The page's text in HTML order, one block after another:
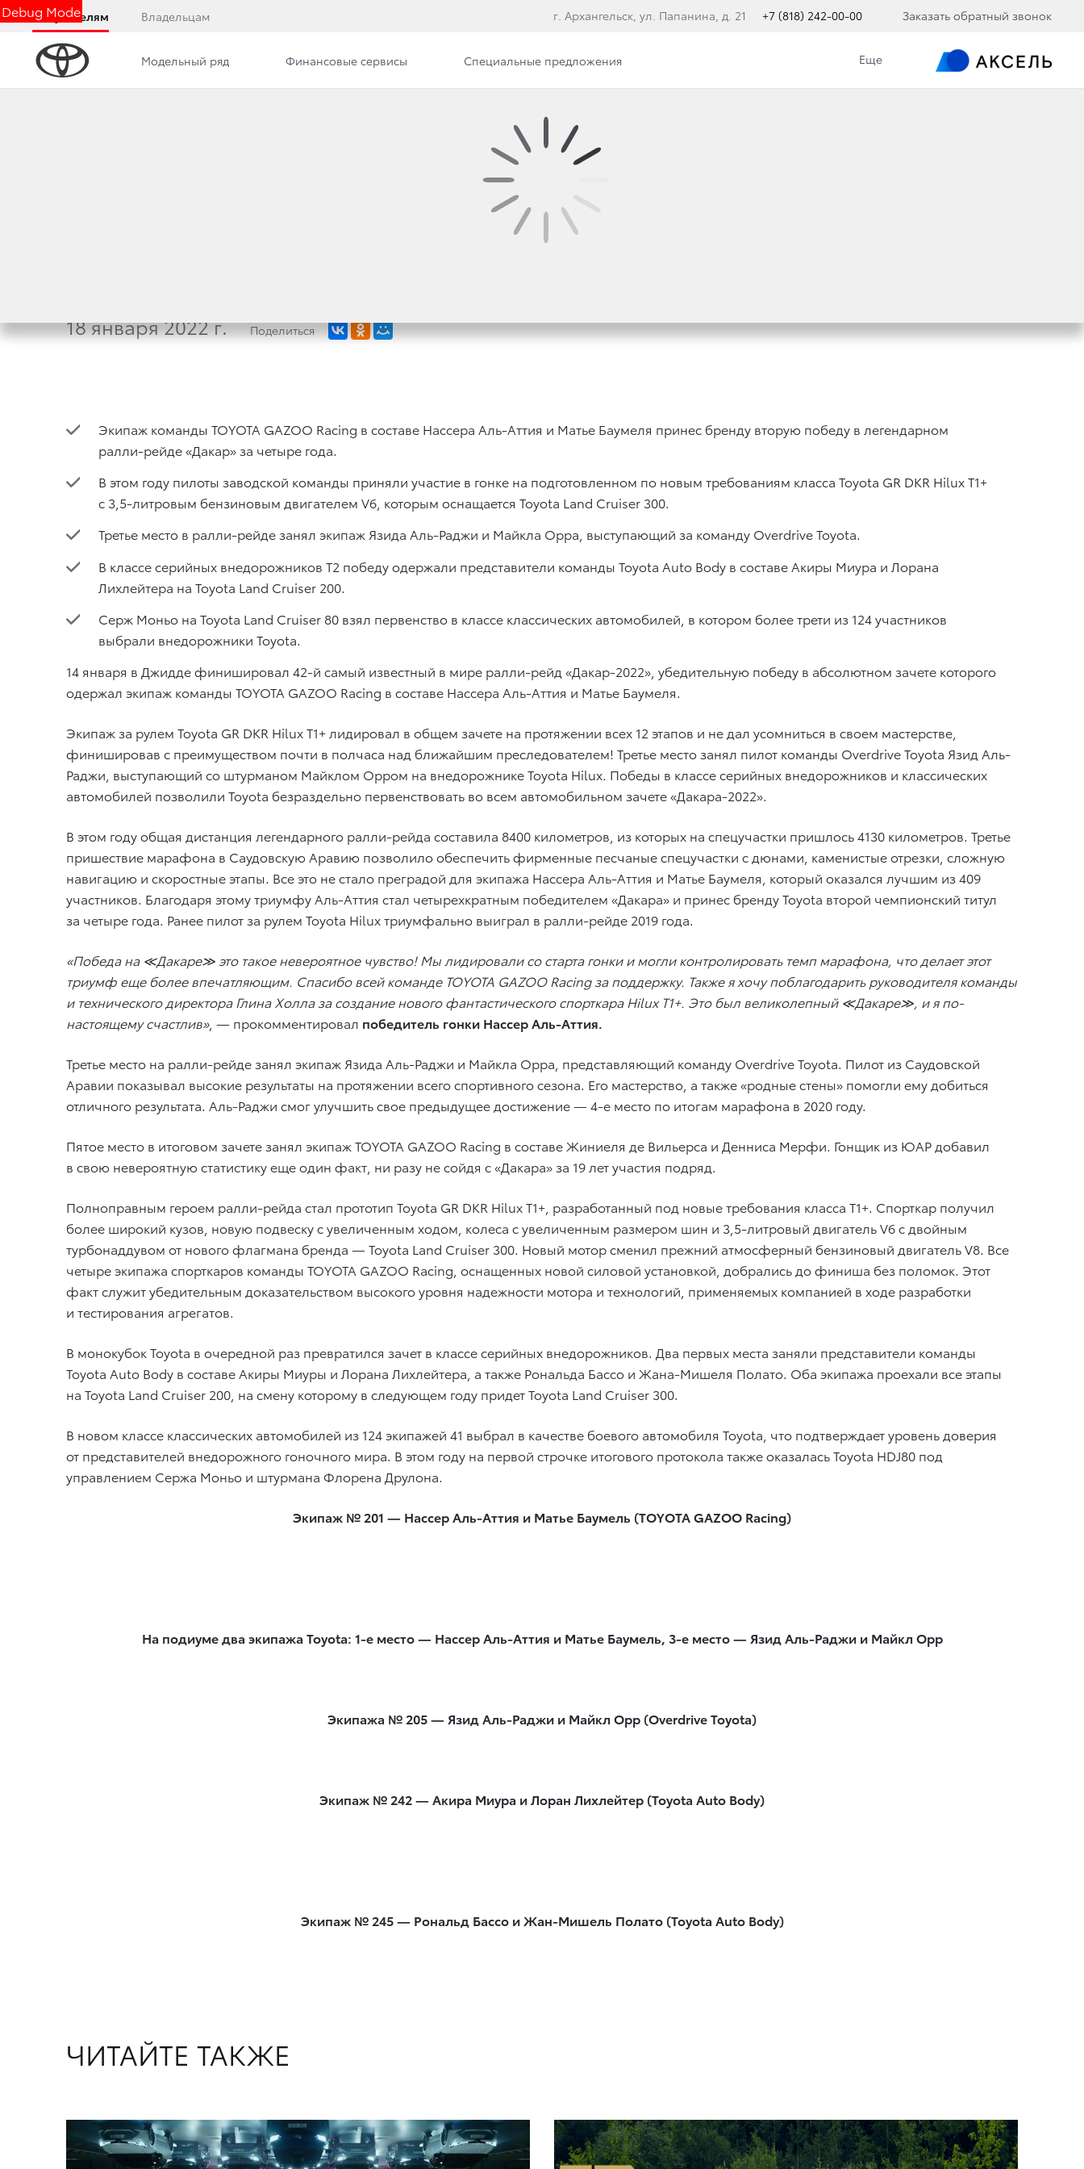
Debug Mode
Покупателям Владельцам г. Архангельск, ул. Папанина, д. 21 +7 (818) 242-00-00 Заказать обратный звонок
Модельный ряд Финансовые сервисы Специальные предложения Еще
Вакансии
ТРИУМФ НАДЕЖНОСТИ TOYOTA: НАССЕР АЛЬ-АТТИЯ
ЗА РУЛЕМ TOYOTA HILUX СТАЛ ПОБЕДИТЕЛЕМ
18 января 2022 г. Поделиться
Экипаж команды TOYOTA GAZOO Racing в составе Нассера Аль-Аттия и Матье Баумеля принес бренду вторую победу в легендарном
ралли-рейде «Дакар» за четыре года.
В этом году пилоты заводской команды приняли участие в гонке на подготовленном по новым требованиям класса Toyota GR DKR Hilux T1+
с 3,5-литровым бензиновым двигателем V6, которым оснащается Toyota Land Cruiser 300.
Третье место в ралли-рейде занял экипаж Язида Аль-Раджи и Майкла Орра, выступающий за команду Overdrive Toyota.
В классе серийных внедорожников Т2 победу одержали представители команды Toyota Auto Body в составе Акиры Миура и Лорана
Лихлейтера на Toyota Land Cruiser 200.
Серж Моньо на Toyota Land Cruiser 80 взял первенство в классе классических автомобилей, в котором более трети из 124 участников
выбрали внедорожники Toyota.
14 января в Джидде финишировал 42-й самый известный в мире ралли-рейд «Дакар-2022», убедительную победу в абсолютном зачете которого
одержал экипаж команды TOYOTA GAZOO Racing в составе Нассера Аль-Аттия и Матье Баумеля.
Экипаж за рулем Toyota GR DKR Hilux T1+ лидировал в общем зачете на протяжении всех 12 этапов и не дал усомниться в своем мастерстве,
финишировав с преимуществом почти в полчаса над ближайшим преследователем! Третье место занял пилот команды Overdrive Toyota Язид Аль-
Раджи, выступающий со штурманом Майклом Орром на внедорожнике Toyota Hilux. Победы в классе серийных внедорожников и классических
автомобилей позволили Toyota безраздельно первенствовать во всем автомобильном зачете «Дакара-2022».
В этом году общая дистанция легендарного ралли-рейда составила 8400 километров, из которых на спецучастки пришлось 4130 километров. Третье
пришествие марафона в Саудовскую Аравию позволило обеспечить фирменные песчаные спецучастки с дюнами, каменистые отрезки, сложную
навигацию и скоростные этапы. Все это не стало преградой для экипажа Нассера Аль-Аттия и Матье Баумеля, который оказался лучшим из 409
участников. Благодаря этому триумфу Аль-Аттия стал четырехкратным победителем «Дакара» и принес бренду Toyota второй чемпионский титул
за четыре года. Ранее пилот за рулем Toyota Hilux триумфально выиграл в ралли-рейде 2019 года.
«Победа на ≪Дакаре≫ это такое невероятное чувство! Мы лидировали со старта гонки и могли контролировать темп марафона, что делает этот
триумф еще более впечатляющим. Спасибо всей команде TOYOTA GAZOO Racing за поддержку. Также я хочу поблагодарить руководителя команды
и технического директора Глина Холла за создание нового фантастического спорткара Hilux T1+. Это был великолепный ≪Дакаре≫, и я по-
настоящему счастлив», — прокомментировал победитель гонки Нассер Аль-Аттия.
Третье место на ралли-рейде занял экипаж Язида Аль-Раджи и Майкла Орра, представляющий команду Overdrive Toyota. Пилот из Саудовской
Аравии показывал высокие результаты на протяжении всего спортивного сезона. Его мастерство, а также «родные стены» помогли ему добиться
отличного результата. Аль-Раджи смог улучшить свое предыдущее достижение — 4-е место по итогам марафона в 2020 году.
Пятое место в итоговом зачете занял экипаж TOYOTA GAZOO Racing в составе Жиниеля де Вильерса и Денниса Мерфи. Гонщик из ЮАР добавил
в свою невероятную статистику еще один факт, ни разу не сойдя с «Дакара» за 19 лет участия подряд.
Полноправным героем ралли-рейда стал прототип Toyota GR DKR Hilux T1+, разработанный под новые требования класса T1+. Спорткар получил
более широкий кузов, новую подвеску с увеличенным ходом, колеса с увеличенным размером шин и 3,5-литровый двигатель V6 с двойным
турбонаддувом от нового флагмана бренда — Toyota Land Cruiser 300. Новый мотор сменил прежний атмосферный бензиновый двигатель V8. Все
четыре экипажа спорткаров команды TOYOTA GAZOO Racing, оснащенных новой силовой установкой, добрались до финиша без поломок. Этот
факт служит убедительным доказательством высокого уровня надежности мотора и технологий, применяемых компанией в ходе разработки
и тестирования агрегатов.
В монокубок Toyota в очередной раз превратился зачет в классе серийных внедорожников. Два первых места заняли представители команды
Toyota Auto Body в составе Акиры Миуры и Лорана Лихлейтера, а также Рональда Бассо и Жана-Мишеля Полато. Оба экипажа проехали все этапы
на Toyota Land Cruiser 200, на смену которому в следующем году придет Toyota Land Cruiser 300.
В новом классе классических автомобилей из 124 экипажей 41 выбрал в качестве боевого автомобиля Toyota, что подтверждает уровень доверия
от представителей внедорожного гоночного мира. В этом году на первой строчке итогового протокола также оказалась Toyota HDJ80 под
управлением Сержа Моньо и штурмана Флорена Друлона.
Экипаж № 201 — Нассер Аль-Аттия и Матье Баумель (TOYOTA GAZOO Racing)
На подиуме два экипажа Toyota: 1-е место — Нассер Аль-Аттия и Матье Баумель, 3-е место — Язид Аль-Раджи и Майкл Орр
Экипажа № 205 — Язид Аль-Раджи и Майкл Орр (Overdrive Toyota)
Экипаж № 242 — Акира Миура и Лоран Лихлейтер (Toyota Auto Body)
Экипаж № 245 — Рональд Бассо и Жан-Мишель Полато (Toyota Auto Body)
ЧИТАЙТЕ ТАКЖЕ